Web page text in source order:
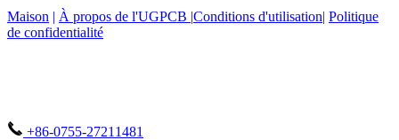
Maison | À propos de l'UGPCB |Conditions d'utilisation| Politique
de confidentialité
+86-0755-27211481